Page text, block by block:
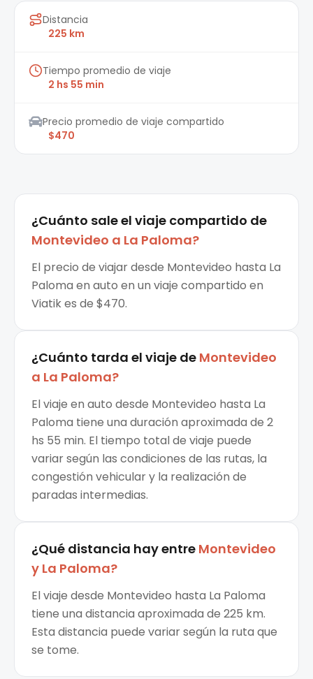
Distancia
225 km
Tiempo promedio de viaje
2 hs 55 min
Precio promedio de viaje compartido
$470
¿Cuánto sale el viaje compartido de
Montevideo a La Paloma?
El precio de viajar desde Montevideo hasta La
Paloma en auto en un viaje compartido en
Viatik es de $470.
¿Cuánto tarda el viaje de Montevideo
a La Paloma?
El viaje en auto desde Montevideo hasta La
Paloma tiene una duración aproximada de 2
hs 55 min. El tiempo total de viaje puede
variar según las condiciones de las rutas, la
congestión vehicular y la realización de
paradas intermedias.
¿Qué distancia hay entre Montevideo
y La Paloma?
El viaje desde Montevideo hasta La Paloma
tiene una distancia aproximada de 225 km.
Esta distancia puede variar según la ruta que
se tome.